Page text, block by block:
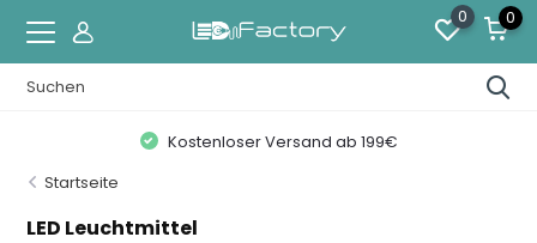
0 0
Kostenloser Versand ab 199€
Startseite
LED Leuchtmittel